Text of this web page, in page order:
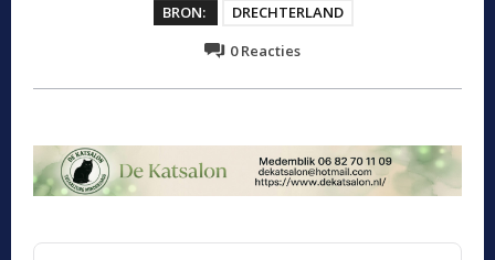
BRON:
DRECHTERLAND
0Reacties